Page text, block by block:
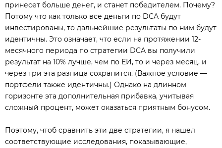
принесет больше денег, и станет победителем. Почему?
Потому что как только все деньги по DCA будут
инвестированы, то дальнейшие результаты по ним будут
идентичны. Это означает, что если на протяжении 12-
месячного периода по стратегии DCA вы получили
результат на 10% лучше, чем по ЕИ, то и через месяц, и
через три эта разница сохранится. (Важное условие —
портфели также идентичны.) Однако на длинном
горизонте эта дополнительная прибавка, учитывая
сложный процент, может оказаться приятным бонусом.
Поэтому, чтоб сравнить эти две стратегии, я нашел
соответствующие исследования, показывающие,